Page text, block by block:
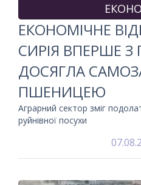
ЕКОНОМІЧНЕ
СИРІЯ ВПЕРШЕ
ДОСЯГЛА
ПШЕНИЦЕЮ
Аграрний сектор зміг
руйнівної посухи